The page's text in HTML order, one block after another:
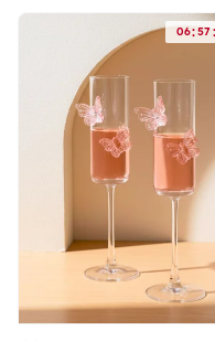
06:57: